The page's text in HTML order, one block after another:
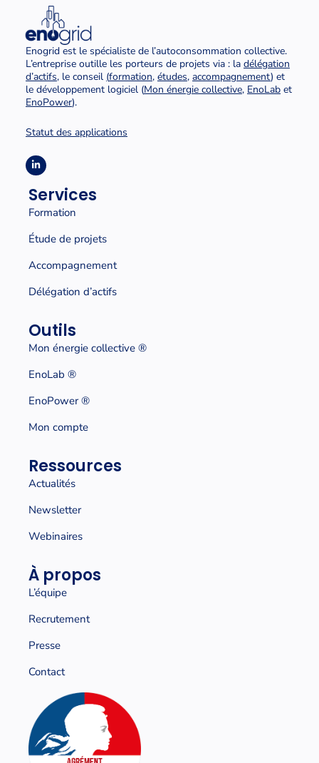
Enogrid est le spécialiste de l’autoconsommation collective.
L’entreprise outille les porteurs de projets via : la délégation
d’actifs, le conseil (formation, études, accompagnement) et
le développement logiciel (Mon énergie collective, EnoLab et
EnoPower).
Statut des applications
Services
Formation
Étude de projets
Accompagnement
Délégation d’actifs
Outils
Mon énergie collective ®
EnoLab ®
EnoPower ®
Mon compte
Ressources
Actualités
Newsletter
Webinaires
À propos
L’équipe
Recrutement
Presse
Contact